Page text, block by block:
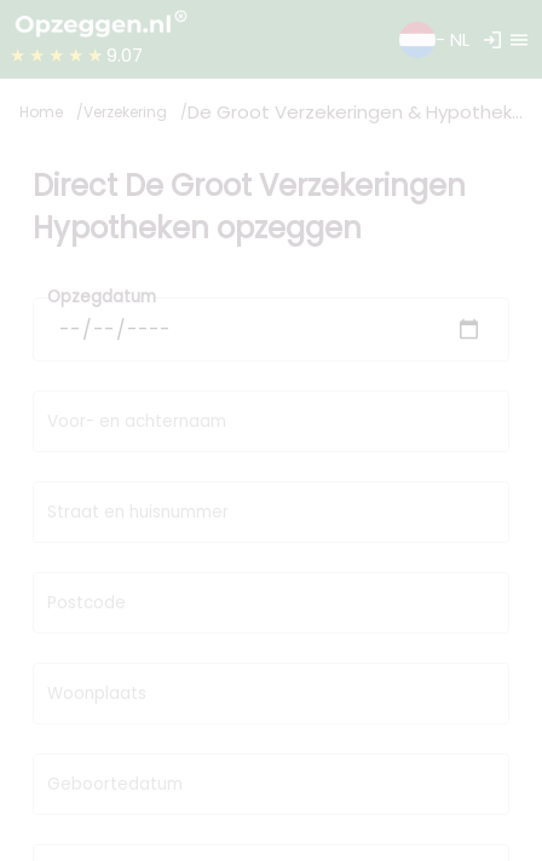
★★★★★ 9.07
- NL login menu
Home Verzekering De Groot Verzekeringen & Hypotheken
Direct De Groot Verzekeringen
Hypotheken opzeggen
Opzegdatum
Voor- en achternaam
Straat en huisnummer
Postcode
Woonplaats
Geboortedatum